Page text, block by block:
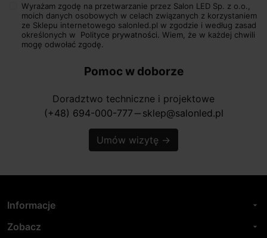
Wyrażam zgodę na przetwarzanie przez Salon LED Sp. z o.o.,
moich danych osobowych w celach związanych z korzystaniem
ze Sklepu internetowego salonled.pl w zgodzie i według zasad
określonych w Polityce prywatności. Wiem, że w każdej chwili
mogę odwołać zgodę.
Pomoc w doborze
Doradztwo techniczne i projektowe
(+48) 694-000-777 horizontal_rule sklep@salonled.pl
Umów wizytę →
Informacje arrow_drop_down
Zobacz arrow_drop_down